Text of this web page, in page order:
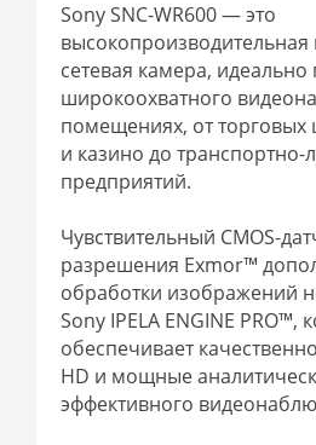
Sony SNC-WR600 — это
высокопроизводительная
сетевая камера,
широкоохватного
помещениях, от торговых
и казино до транспортно-
предприятий.
Чувствительный CMOS-
разрешения Exmor™
обработки изображений
Sony IPELA ENGINE PRO™,
обеспечивает
HD и мощные
эффективного